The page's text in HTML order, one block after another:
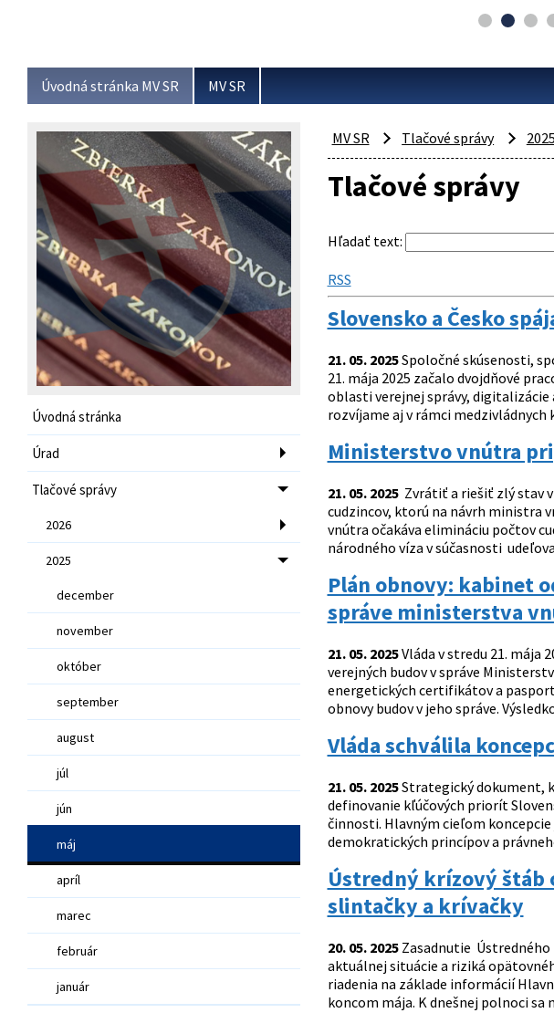
Úvodná stránka MV SR MV SR
Úvodná stránka
Úrad
Tlačové správy
2026
2025
december
november
október
september
august
júl
jún
máj
apríl
marec
február
január
MV SR Tlačové správy 2025
Tlačové správy
Hľadať text:
RSS
Slovensko a Česko
21. 05. 2025Spoločné skúsenosti,
21. mája 2025 začalo dvojdňové
oblasti verejnej správy, digitalizácie
rozvíjame aj v rámci medzivládnych
Ministerstvo vnútra
21. 05. 2025Zvrátiť a riešiť zlý stav v
cudzincov, ktorú na návrh ministra
vnútra očakáva elimináciu počtov
národného víza v súčasnosti
Plán obnovy: kabinet
správe ministerstva
21. 05. 2025Vláda v stredu 21. mája
verejných budov v správe
energetických certifikátov a
obnovy budov v jeho správe.
Vláda schválila
21. 05. 2025Strategický dokument,
definovanie kľúčových priorít
činnosti. Hlavným cieľom
demokratických princípov a
Ústredný krízový štáb
slintačky a krívačky
20. 05. 2025Zasadnutie Ústredného
aktuálnej situácie a riziká
riadenia na základe informácií
koncom mája. K dnešnej polnoci